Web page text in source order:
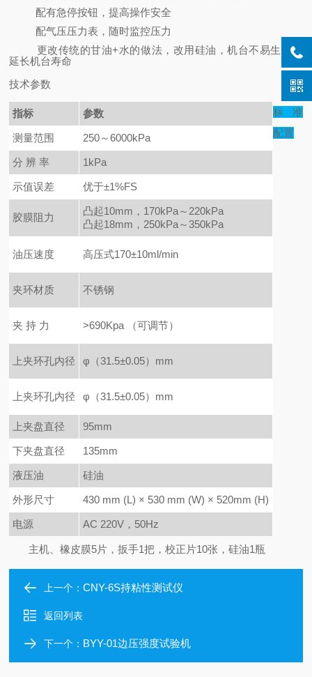
配有急停按钮，提高操作安全
配气压压力表，随时监控压力
更改传统的甘油+水的做法，改用硅油，机台不易生锈，
延长机台寿命
技术参数
指标 参数
测量范围 250～6000kPa
分 辨 率 1kPa
示值误差 优于±1%FS
胶膜阻力
凸起10mm，170kPa～220kPa
凸起18mm，250kPa～350kPa
油压速度 高压式170±10ml/min
夹环材质 不锈钢
夹 持 力 >690Kpa （可调节）
上夹环孔内径 φ （31.5±0.05）mm
上夹环孔内径 φ （31.5±0.05）mm
上夹盘直径 95mm
下夹盘直径 135mm
液压油 硅油
外形尺寸 430 mm (L) × 530 mm (W) × 520mm (H)
电源 AC 220V ，50Hz
标准
配置
主机、橡皮膜5片，扳手1把，校正片10张，硅油1瓶
上一个：CNY-6S持粘性测试仪
返回列表
下一个： BYY-01边压强度试验机